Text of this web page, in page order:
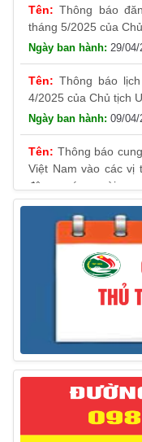
tháng 5/2025 của
29/04/
Thông báo
4/2025 của Chủ tịch
09/
Thông báo
Việt Nam vào các vị
động nước ngoài
31/03/
Thông báo
Ngày giải phóng tỉnh
28/03/
Thông báo
cho Liên danh
Thông báo
tháng 3/2025 của
12/03/
Thông báo lịch